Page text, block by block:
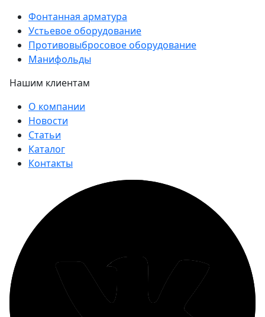
Фонтанная арматура
Устьевое оборудование
Противовыбросовое оборудование
Манифольды
Нашим клиентам
О компании
Новости
Статьи
Каталог
Контакты